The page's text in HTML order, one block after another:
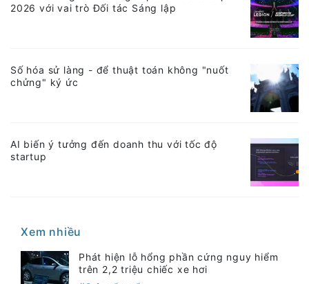
phát hiện mới nhất từ nghiên cứu mở rộng hợp tác cùng
Oxford Economics, cho thấy việc hiện đại hóa quy trình
những lợi ích tài chính và vận hành rõ rệt cho doanh
nghiệp.
Số hóa sử làng - để thuật toán không "nuốt
chửng" ký ức